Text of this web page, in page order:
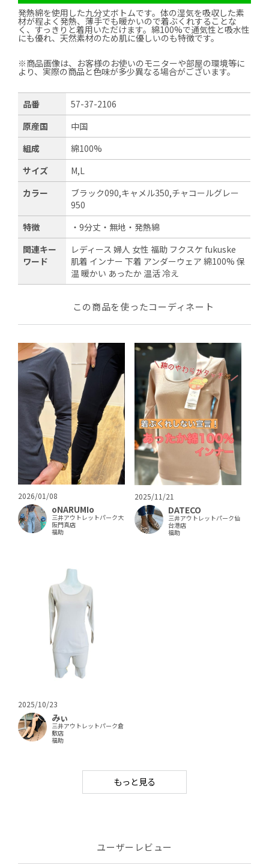
発熱綿を使用した九分丈ボトムです。体の湿気を吸収した素
材が程よく発熱、薄手でも暖かいので着ぶくれすることな
く、すっきりと着用いただけます。綿100%で通気性と吸水性
にも優れ、天然素材のため肌に優しいのも特徴です。
※商品画像は、お客様のお使いのモニターや部屋の環境等に
より、実際の商品と色味が多少異なる場合がございます。
品番
57-37-2106
原産国
中国
組成
綿100%
サイズ
M,L
カラー
ブラック090,キャメル350,チャコールグレー
950
特徴
・9分丈・無地・発熱綿
関連キー
ワード
レディース 婦人 女性 福助 フクスケ fukuske
肌着 インナー 下着 アンダーウェア 綿100% 保
温 暖かい あったか 温活 冷え
この商品を使ったコーディネート
2026/01/08
oNARUMIo
三井アウトレットパーク大
阪門真店
福助
2025/11/21
DATECO
三井アウトレットパーク仙
台港店
福助
2025/10/23
みぃ
三井アウトレットパーク倉
敷店
福助
もっと見る
ユーザーレビュー